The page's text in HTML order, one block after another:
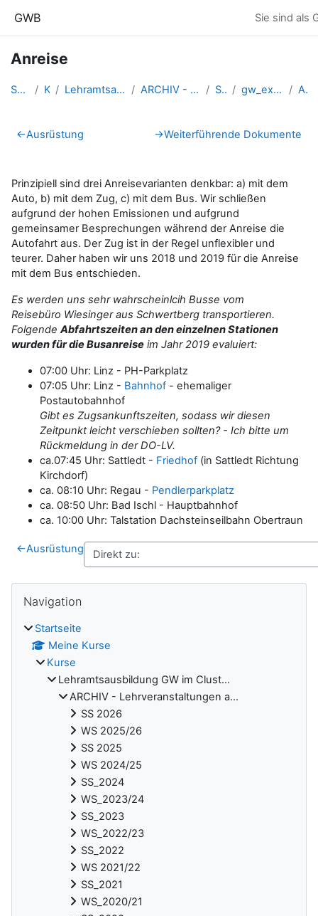
GWB Sie sind als
Anreise
Startseite Kurse Lehramtsausbildung GW im Clust... ARCHIV - Lehrveranstaltungen a... SS_2020 gw_exDachstein_2020ss Anreise
Abschnittsübersicht
←Ausrüstung →Weiterführende Dokumente
Prinzipiell sind drei Anreisevarianten denkbar: a) mit dem
Auto, b) mit dem Zug, c) mit dem Bus. Wir schließen
aufgrund der hohen Emissionen und aufgrund
gemeinsamer Besprechungen während der Anreise die
Autofahrt aus. Der Zug ist in der Regel unflexibler und
teurer. Daher haben wir uns 2018 und 2019 für die Anreise
mit dem Bus entschieden.
Es werden uns sehr wahrscheinlcih Busse vom
Reisebüro Wiesinger aus Schwertberg transportieren.
Folgende Abfahrtszeiten an den einzelnen Stationen
wurden für die Busanreise im Jahr 2019 evaluiert:
07:00 Uhr: Linz - PH-Parkplatz
07:05 Uhr: Linz - Bahnhof - ehemaliger
Postautobahnhof
Gibt es Zugsankunftszeiten, sodass wir diesen
Zeitpunkt leicht verschieben sollten? - Ich bitte um
Rückmeldung in der DO-LV.
ca.07:45 Uhr: Sattledt - Friedhof (in Sattledt Richtung
Kirchdorf)
ca. 08:10 Uhr: Regau - Pendlerparkplatz
ca. 08:50 Uhr: Bad Ischl - Hauptbahnhof
ca. 10:00 Uhr: Talstation Dachsteinseilbahn Obertraun
←Ausrüstung
Navigation
Startseite
Meine Kurse
Kurse
Lehramtsausbildung GW im Clust...
ARCHIV - Lehrveranstaltungen a...
SS 2026
WS 2025/26
SS 2025
WS 2024/25
SS_2024
WS_2023/24
SS_2023
WS_2022/23
SS_2022
WS 2021/22
SS_2021
WS_2020/21